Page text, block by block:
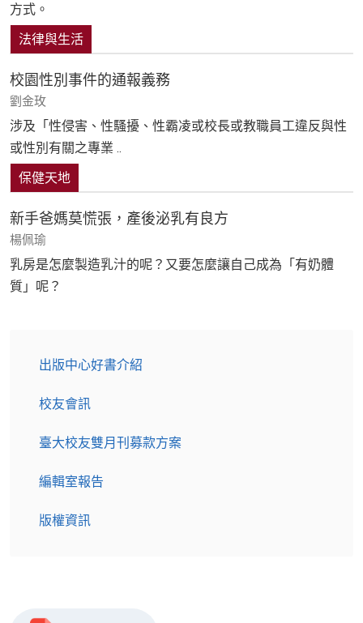
方式。
法律與生活
校園性別事件的通報義務
劉金玫
涉及「性侵害、性騷擾、性霸凌或校長或教職員工違反與性
或性別有關之專業 ..
保健天地
新手爸媽莫慌張，產後泌乳有良方
楊佩瑜
乳房是怎麼製造乳汁的呢？又要怎麼讓自己成為「有奶體
質」呢？
出版中心好書介紹
校友會訊
臺大校友雙月刊募款方案
編輯室報告
版權資訊